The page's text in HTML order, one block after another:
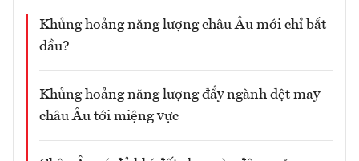
Khủng hoảng năng lượng châu Âu mới chỉ bắt
đầu?
Khủng hoảng năng lượng đẩy ngành dệt may
châu Âu tới miệng vực